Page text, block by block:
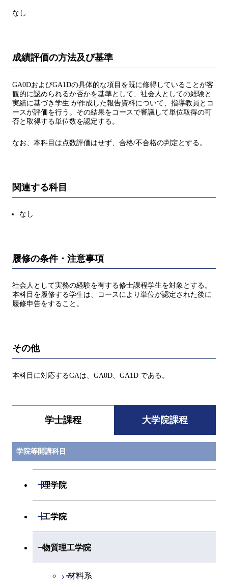
なし
成績評価の方法及び基準
GA0DおよびGA1Dの具体的な項目を既に修得していることが客
観的に認められるか否かを基準として、社会人としての経験と
実績に基づき学生 が作成した報告資料について、指導教員とコ
ースが評価を行う。その結果をコースで審議して単位取得の可
否と取得する単位数を認定する。
なお、本科目は点数評価はせず、合格/不合格の判定とする。
関連する科目
なし
履修の条件・注意事項
社会人として実務の経験を有する修士課程学生を対象とする。
本科目を履修する学生は、コースにより単位が認定された後に
履修申告をすること。
その他
本科目に対応するGAは、GA0D、GA1D である。
学士課程 大学院課程
学院等開講科目
理学院
開閉
工学院
開閉
機械系
開閉
システム制御系
物質理工学院
開閉
材料系
開閉